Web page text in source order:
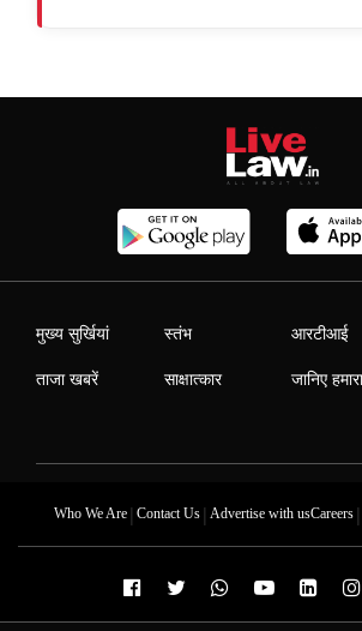
मुख्य सुर्खियां
ताजा खबरें
स्तंभ
साक्षात्कार
आरटीआई
जानिए
Who We Are| Contact Us| Advertise with usCareers|